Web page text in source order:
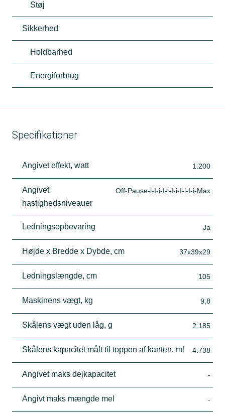
Støj
Sikkerhed
Holdbarhed
Energiforbrug
Specifikationer
Angivet effekt, watt 1.200
Angivet
hastighedsniveauer
Off-Pause-i-I-i-I-i-I-i-I-i-I-i-Max
Ledningsopbevaring Ja
Højde x Bredde x Dybde, cm 37x39x29
Ledningslængde, cm 105
Maskinens vægt, kg 9,8
Skålens vægt uden låg, g 2.185
Skålens kapacitet målt til toppen af kanten, ml 4.738
Angivet maks dejkapacitet -
Angivt maks mængde mel -